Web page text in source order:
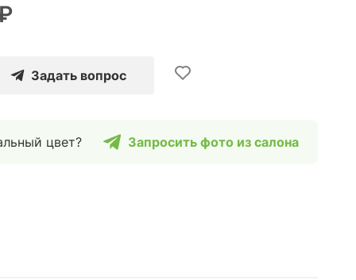
Задать вопрос
цвет? Запросить фото из салона